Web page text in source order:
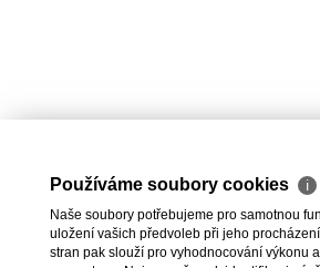
Používáme soubory cookies ℹ
Naše soubory potřebujeme pro samotnou
uložení vašich předvoleb při jeho
stran pak slouží pro vyhodnocování výkonu